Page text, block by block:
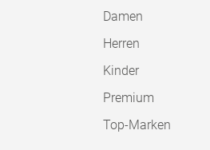
Damen
Herren
Kinder
Premium
Top-Marken